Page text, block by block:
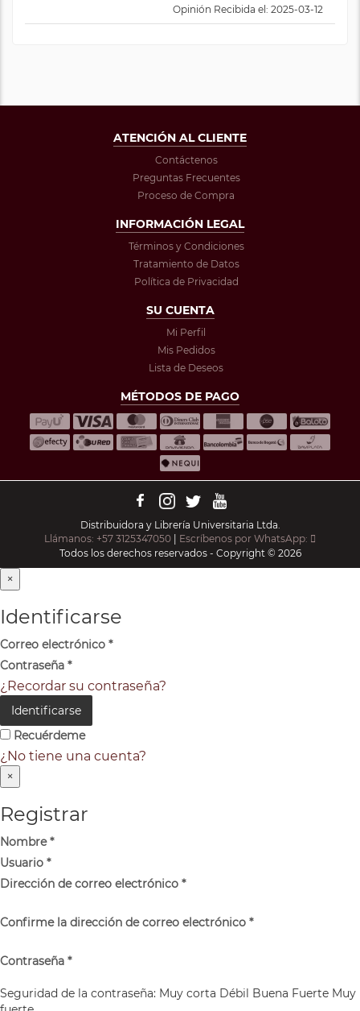
Opinión Recibida el: 2025-03-12
ATENCIÓN AL CLIENTE
Contáctenos
Preguntas Frecuentes
Proceso de Compra
INFORMACIÓN LEGAL
Términos y Condiciones
Tratamiento de Datos
Política de Privacidad
SU CUENTA
Mi Perfil
Mis Pedidos
Lista de Deseos
MÉTODOS DE PAGO
Distribuidora y Librería Universitaria Ltda.
Llámanos: +57 3125347050
Escríbenos por WhatsApp:
Todos los derechos reservados - Copyright © 2026
×
Identificarse
Correo electrónico *
Contraseña *
¿Recordar su contraseña?
Identificarse
Recuérdeme
¿No tiene una cuenta?
×
Registrar
Nombre*
Usuario *
Dirección de correo electrónico *
Confirme la dirección de correo electrónico *
Contraseña *
Seguridad de la contraseña: Muy corta Débil Buena Fuerte Muy